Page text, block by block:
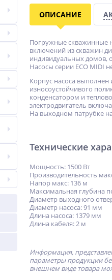
ОПИСАНИЕ
Погружные скважинные
включений из скважин
индивидуальных домов,
Насосы серии ECO MIDI
Корпус насоса
износоустойчивого
конденсатором и
электродвигатель
На выходном патрубке
Технические
Мощность: 1500 Вт
Производительность
Напор макс: 136 м
Максимальная глубина
Диаметр выходного
Диаметр насоса: 91 мм
Длина насоса: 1379 мм
Длина кабеля: 2 м
Информация,
параметры продукции
внешнем виде товара